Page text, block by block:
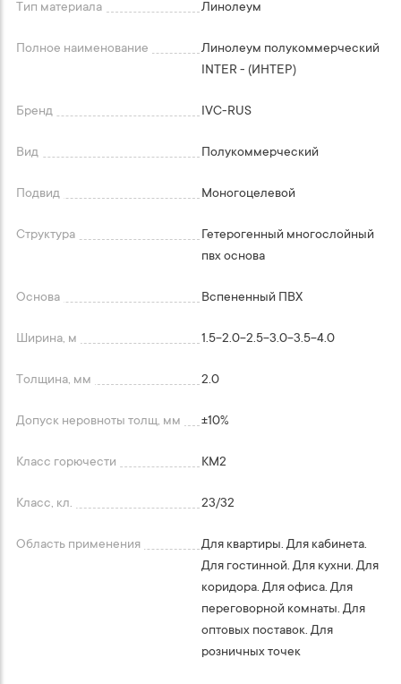
Тип материала Линолеум
Полное наименование
Линолеум полукоммерческий
INTER - (ИНТЕР)
Бренд IVC-RUS
Вид Полукоммерческий
Подвид Моногоцелевой
Структура
Гетерогенный многослойный
пвх основа
Основа Вспененный ПВХ
Ширина, м 1.5-2.0-2.5-3.0-3.5-4.0
Толщина, мм 2.0
Допуск неровноты толщ, мм +-10%
Класс горючести КМ2
Класс, кл. 23/32
Область применения
Для квартиры. Для кабинета.
Для гостинной. Для кухни. Для
коридора. Для офиса. Для
переговорной комнаты. Для
оптовых поставок. Для
розничных точек